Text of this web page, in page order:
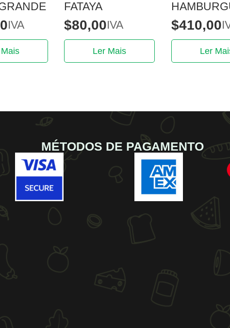
IVA
FATAYA
$80,00IVA
Ler Mais
$410,00
Ler
MÉTODOS DE PAGAMENTO